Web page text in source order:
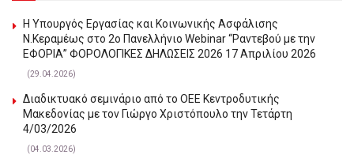
Η Υπουργός Εργασίας και Κοινωνικής Ασφάλισης
Ν.Κεραμέως στο 2o Πανελλήνιο Webinar “Ραντεβού με την
ΕΦΟΡΙΑ” ΦΟΡΟΛΟΓΙΚΕΣ ΔΗΛΩΣΕΙΣ 2026 17 Απριλίου 2026
(29.04.2026)
Διαδικτυακό σεμινάριο από το ΟΕΕ Κεντροδυτικής
Μακεδονίας με τον Γιώργο Χριστόπουλο την Τετάρτη
4/03/2026
(04.03.2026)